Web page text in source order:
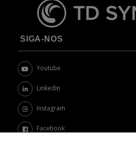
SIGA-NOS
Youtube
Linkedin
Instagram
Facebook